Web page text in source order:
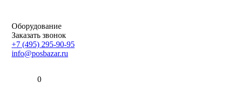
Оборудование
Заказать звонок
+7 (495) 295-90-95
info@posbazar.ru
0